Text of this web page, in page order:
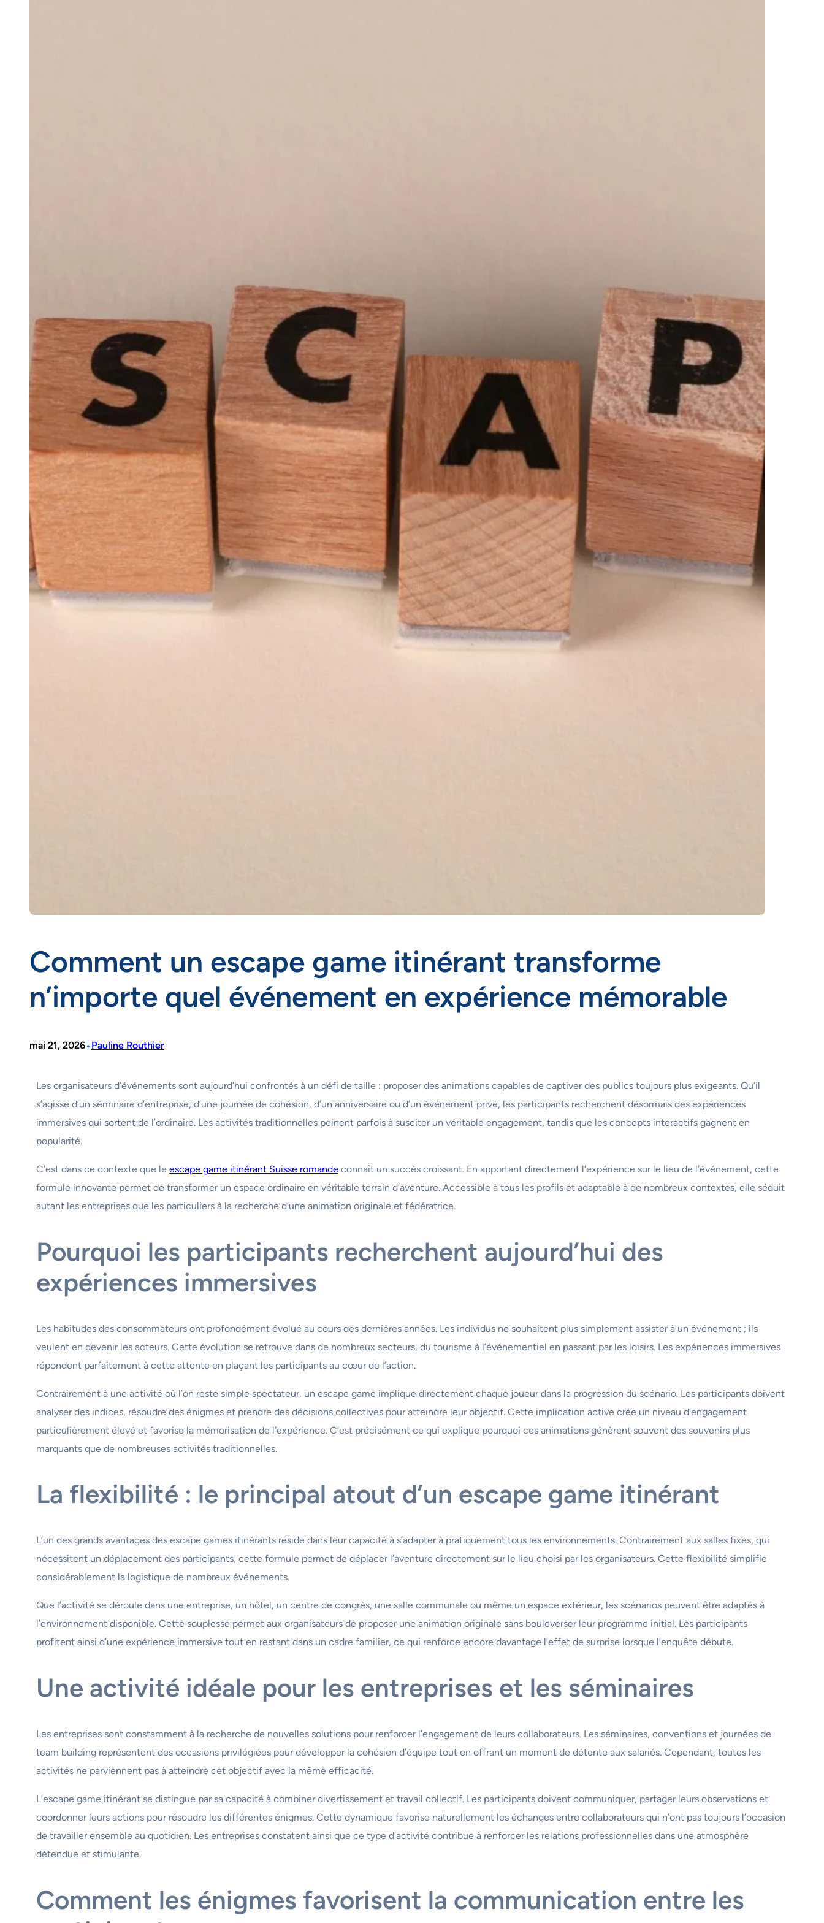
Comment un escape game itinérant transforme
n’importe quel événement en expérience mémorable
mai 21, 2026• Pauline Routhier
Les organisateurs d’événements sont aujourd’hui confrontés à un défi de taille : proposer des animations capables de captiver des publics toujours plus exigeants. Qu’il
s’agisse d’un séminaire d’entreprise, d’une journée de cohésion, d’un anniversaire ou d’un événement privé, les participants recherchent désormais des expériences
immersives qui sortent de l’ordinaire. Les activités traditionnelles peinent parfois à susciter un véritable engagement, tandis que les concepts interactifs gagnent en
popularité.
C’est dans ce contexte que le escape game itinérant Suisse romandeconnaît un succès croissant. En apportant directement l’expérience sur le lieu de l’événement, cette
formule innovante permet de transformer un espace ordinaire en véritable terrain d’aventure. Accessible à tous les profils et adaptable à de nombreux contextes, elle séduit
autant les entreprises que les particuliers à la recherche d’une animation originale et fédératrice.
Pourquoi les participants recherchent aujourd’hui des
expériences immersives
Les habitudes des consommateurs ont profondément évolué au cours des dernières années. Les individus ne souhaitent plus simplement assister à un événement ; ils
veulent en devenir les acteurs. Cette évolution se retrouve dans de nombreux secteurs, du tourisme à l’événementiel en passant par les loisirs. Les expériences immersives
répondent parfaitement à cette attente en plaçant les participants au cœur de l’action.
Contrairement à une activité où l’on reste simple spectateur, un escape game implique directement chaque joueur dans la progression du scénario. Les participants doivent
analyser des indices, résoudre des énigmes et prendre des décisions collectives pour atteindre leur objectif. Cette implication active crée un niveau d’engagement
particulièrement élevé et favorise la mémorisation de l’expérience. C’est précisément ce qui explique pourquoi ces animations génèrent souvent des souvenirs plus
marquants que de nombreuses activités traditionnelles.
La flexibilité : le principal atout d’un escape game itinérant
L’un des grands avantages des escape games itinérants réside dans leur capacité à s’adapter à pratiquement tous les environnements. Contrairement aux salles fixes, qui
nécessitent un déplacement des participants, cette formule permet de déplacer l’aventure directement sur le lieu choisi par les organisateurs. Cette flexibilité simplifie
considérablement la logistique de nombreux événements.
Que l’activité se déroule dans une entreprise, un hôtel, un centre de congrès, une salle communale ou même un espace extérieur, les scénarios peuvent être adaptés à
l’environnement disponible. Cette souplesse permet aux organisateurs de proposer une animation originale sans bouleverser leur programme initial. Les participants
profitent ainsi d’une expérience immersive tout en restant dans un cadre familier, ce qui renforce encore davantage l’effet de surprise lorsque l’enquête débute.
Une activité idéale pour les entreprises et les séminaires
Les entreprises sont constamment à la recherche de nouvelles solutions pour renforcer l’engagement de leurs collaborateurs. Les séminaires, conventions et journées de
team building représentent des occasions privilégiées pour développer la cohésion d’équipe tout en offrant un moment de détente aux salariés. Cependant, toutes les
activités ne parviennent pas à atteindre cet objectif avec la même efficacité.
L’escape game itinérant se distingue par sa capacité à combiner divertissement et travail collectif. Les participants doivent communiquer, partager leurs observations et
coordonner leurs actions pour résoudre les différentes énigmes. Cette dynamique favorise naturellement les échanges entre collaborateurs qui n’ont pas toujours l’occasion
de travailler ensemble au quotidien. Les entreprises constatent ainsi que ce type d’activité contribue à renforcer les relations professionnelles dans une atmosphère
détendue et stimulante.
Comment les énigmes favorisent la communication entre les